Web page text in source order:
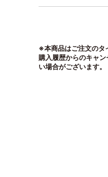
※本商品はご注文のタ
購入履歴からのキャ
い場合がございます。